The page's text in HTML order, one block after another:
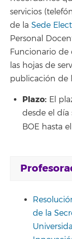
servicios
de la Sede
Personal
Funcionario de
las hojas de
publicación de
Plazo: El
desde el día
BOE hasta
de la